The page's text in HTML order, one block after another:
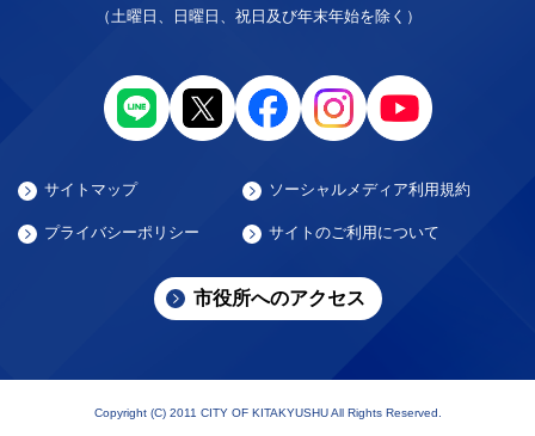
（土曜日、日曜日、祝日及び年末年始を除く）
サイトマップ ソーシャルメディア利用規約
プライバシーポリシー サイトのご利用について
市役所へのアクセス
Copyright (C) 2011 CITY OF KITAKYUSHU All Rights Reserved.